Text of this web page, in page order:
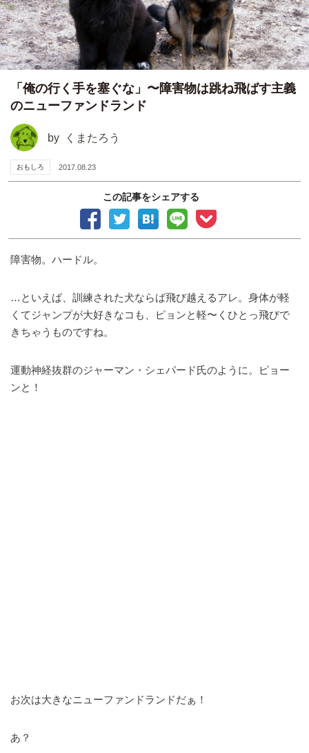
「俺の行く手を塞ぐな」〜障害物は跳ね飛ばす主義
のニューファンドランド
by くまたろう
おもしろ 2017.08.23
この記事をシェアする
障害物。ハードル。
…といえば、訓練された犬ならば飛び越えるアレ。身体が軽
くてジャンプが大好きなコも、ピョンと軽〜くひとっ飛びで
きちゃうものですね。
運動神経抜群のジャーマン・シェパード氏のように。ピョー
ンと！
お次は大きなニューファンドランドだぁ！
あ？